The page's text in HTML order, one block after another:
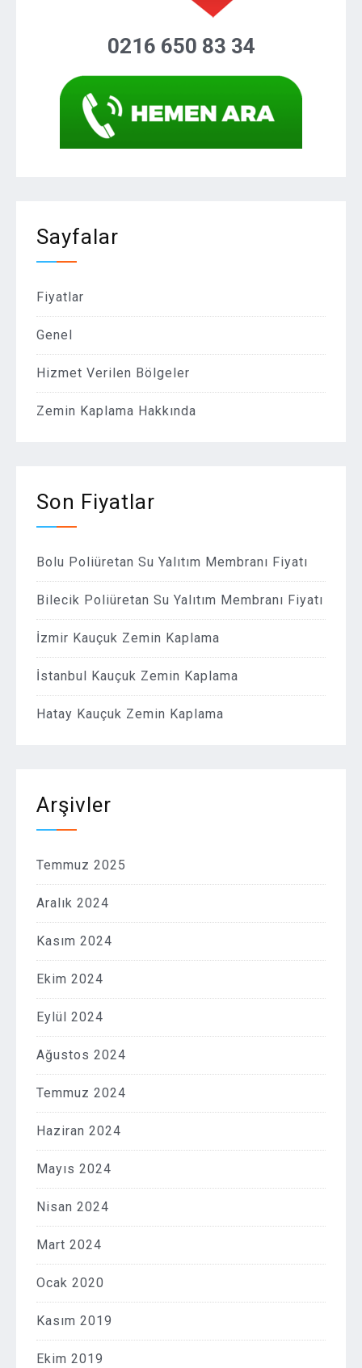
0216 650 83 34
Sayfalar
Fiyatlar
Genel
Hizmet Verilen Bölgeler
Zemin Kaplama Hakkında
Son Fiyatlar
Bolu Poliüretan Su Yalıtım Membranı Fiyatı
Bilecik Poliüretan Su Yalıtım Membranı Fiyatı
İzmir Kauçuk Zemin Kaplama
İstanbul Kauçuk Zemin Kaplama
Hatay Kauçuk Zemin Kaplama
Arşivler
Temmuz 2025
Aralık 2024
Kasım 2024
Ekim 2024
Eylül 2024
Ağustos 2024
Temmuz 2024
Haziran 2024
Mayıs 2024
Nisan 2024
Mart 2024
Ocak 2020
Kasım 2019
Ekim 2019